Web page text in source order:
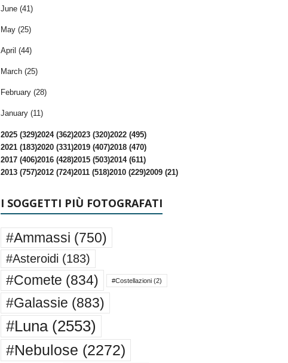
June (41)
May (25)
April (44)
March (25)
February (28)
January (11)
2025 (329)2024 (362)2023 (320)2022 (495)
2021 (183)2020 (331)2019 (407)2018 (470)
2017 (406)2016 (428)2015 (503)2014 (611)
2013 (757)2012 (724)2011 (518)2010 (229)2009 (21)
I SOGGETTI PIÙ FOTOGRAFATI
#Ammassi (750)
#Asteroidi (183)
#Comete (834) #Costellazioni(2)
#Galassie (883)
#Luna(2553)
#Nebulose (2272)